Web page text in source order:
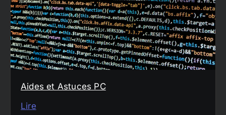
Aides et Astuces PC
Lire